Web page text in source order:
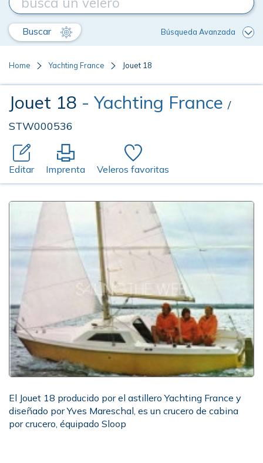
Buscar Búsqueda Avanzada
Home Yachting France Jouet 18
Jouet 18 - Yachting France /
STW000536
Editar Imprenta Veleros favoritas
El Jouet 18 producido por el astillero Yachting France y
diseñado por Yves Mareschal, es un crucero de cabina
por crucero, équipado Sloop